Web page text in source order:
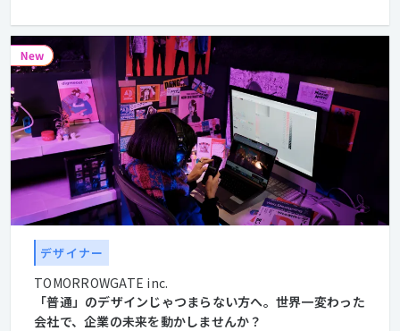
デザイナー
TOMORROWGATE inc.
「普通」のデザインじゃつまらない方へ。世界一変わった
会社で、企業の未来を動かしませんか？